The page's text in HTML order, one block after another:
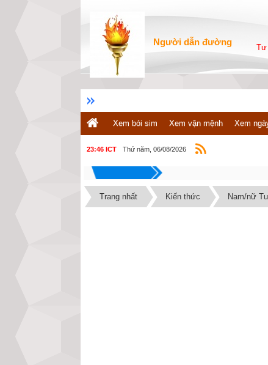
Người dẫn đường
Tư
Xem bói sim Xem vận mệnh Xem
23:46 ICT Thứ năm, 06/08/2026
Trang nhất Kiến thức Nam/nữ